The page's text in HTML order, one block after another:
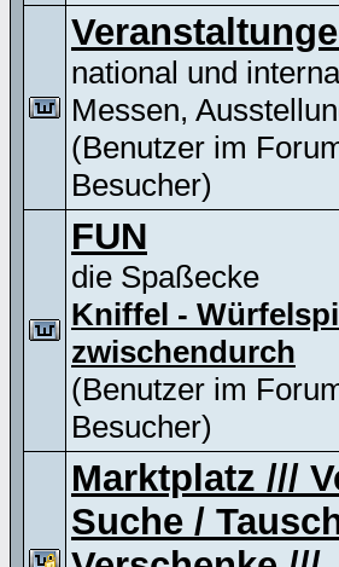
national und
Messen,
(Benutzer im
Besucher)
FUN
die Spaßecke
Kniffel -
zwischendurch
(Benutzer im
Besucher)
Marktplatz ///
Suche /